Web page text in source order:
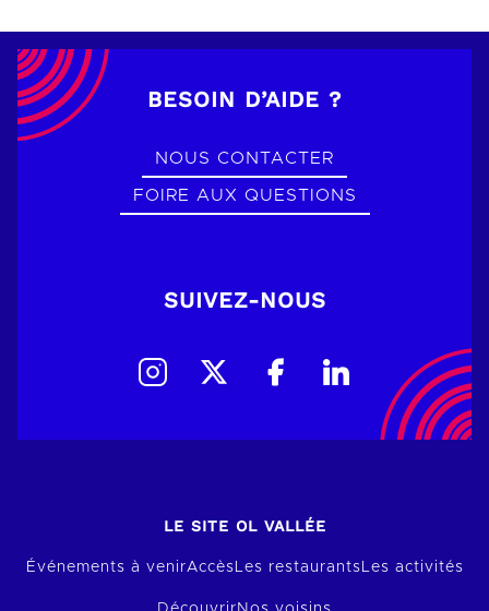
BESOIN D’AIDE ?
NOUS CONTACTER
FOIRE AUX QUESTIONS
SUIVEZ-NOUS
LE SITE OL VALLÉE
Événements à venirAccèsLes restaurantsLes activités